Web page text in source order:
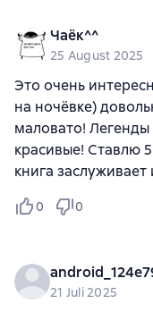
Чаёк^^
25 August 2025
Это очень
на ночёвке)
маловато!
красивые! Ставлю
книга
0 0
21 Juli 2025